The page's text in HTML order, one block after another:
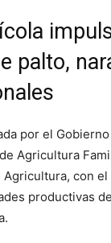
palto,
por el
Agricultura
con
productivas